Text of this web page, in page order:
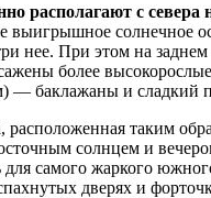
располагают с севера
выигрышное солнечное
нее. При этом на
более
— баклажаны и сладкий
расположенная таким
солнцем и
для самого жаркого
дверях и